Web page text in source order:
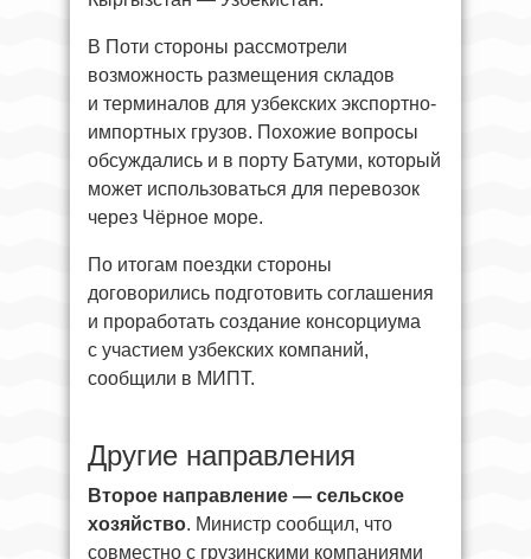
В Поти стороны рассмотрели
возможность размещения складов
и терминалов для узбекских экспортно-
импортных грузов. Похожие вопросы
обсуждались и в порту Батуми, который
может использоваться для перевозок
через Чёрное море.
По итогам поездки стороны
договорились подготовить соглашения
и проработать создание консорциума
с участием узбекских компаний,
сообщили в МИПТ.
Другие направления
Второе направление — сельское
хозяйство. Министр сообщил, что
совместно с грузинскими компаниями